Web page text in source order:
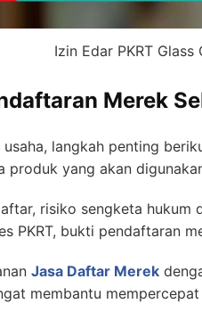
Izin Edar PKRT
Merek
langkah penting
produk yang akan
risiko sengketa hukum
PKRT, bukti pendaftaran
Jasa Daftar Merek
membantu